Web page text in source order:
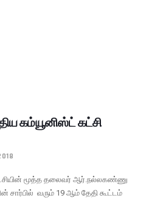
கம்யூனிஸ்ட் கட்சி
மூத்த தலைவர் ஆர்.நல்லகண்ணு
வரும் 19 ஆம் தேதி கூட்டம்